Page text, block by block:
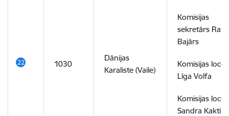
1030
Dānijas
Karaliste (Vaile)
Komisijas
sekretārs Ralfs
Bajārs
Komisijas
Līga Volfa
Komisijas
Sandra Kaktiņa